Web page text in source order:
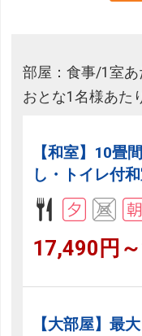
部屋：食事/1室あ
おとな1名様あた
【和室】10畳
し・トイレ付
17,490円
【大部屋】最